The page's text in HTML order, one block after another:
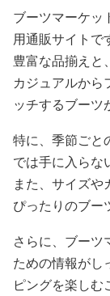
ブーツマーケッ
用通販サイトで
豊富な品揃えと
カジュアルから
ッチするブーツ
特に、季節ごと
では手に入らな
また、サイズや
ぴったりのブー
さらに、ブーツ
ための情報がし
ピングを楽しむ